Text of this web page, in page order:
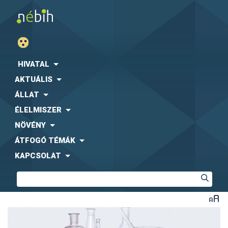
HIVATAL
AKTUÁLIS
ÁLLAT
ÉLELMISZER
NÖVÉNY
ÁTFOGÓ TÉMÁK
KAPCSOLAT